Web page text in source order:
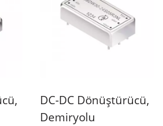
DC-DC Dönüştürücü,
Demiryolu